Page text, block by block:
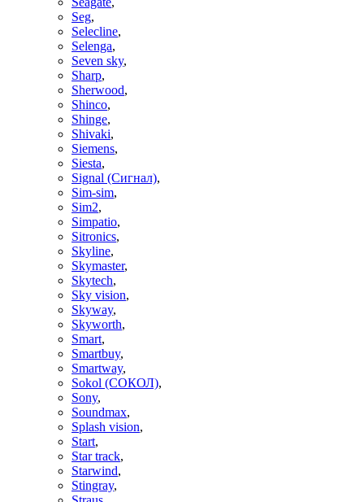
Seg,
Selecline,
Selenga,
Seven sky,
Sharp,
Sherwood,
Shinco,
Shinge,
Shivaki,
Siemens,
Siesta,
Signal (Сигнал),
Sim-sim,
Sim2,
Simpatio,
Sitronics,
Skyline,
Skymaster,
Skytech,
Sky vision,
Skyway,
Skyworth,
Smart,
Smartbuy,
Smartway,
Sokol (СОКОЛ),
Sony,
Soundmax,
Splash vision,
Start,
Star track,
Starwind,
Stingray,